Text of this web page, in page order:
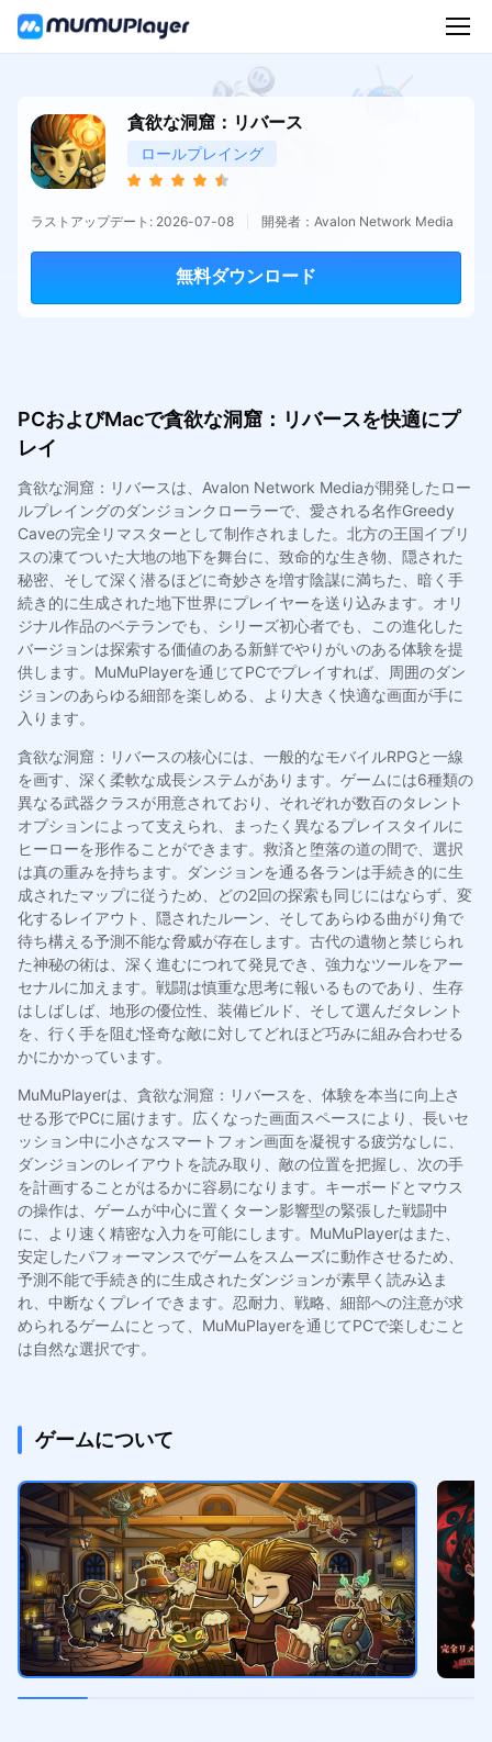
貪欲な洞窟：リバース
ロールプレイング
ラストアップデート: 2026-07-08 開発者：Avalon Network Media
無料ダウンロード
PCおよびMacで貪欲な洞窟：リバースを快適にプ
レイ
貪欲な洞窟：リバースは、Avalon Network Mediaが開発したロー
ルプレイングのダンジョンクローラーで、愛される名作Greedy
Caveの完全リマスターとして制作されました。北方の王国イブリ
スの凍てついた大地の地下を舞台に、致命的な生き物、隠された
秘密、そして深く潜るほどに奇妙さを増す陰謀に満ちた、暗く手
続き的に生成された地下世界にプレイヤーを送り込みます。オリ
ジナル作品のベテランでも、シリーズ初心者でも、この進化した
バージョンは探索する価値のある新鮮でやりがいのある体験を提
供します。MuMuPlayerを通じてPCでプレイすれば、周囲のダン
ジョンのあらゆる細部を楽しめる、より大きく快適な画面が手に
入ります。
貪欲な洞窟：リバースの核心には、一般的なモバイルRPGと一線
を画す、深く柔軟な成長システムがあります。ゲームには6種類の
異なる武器クラスが用意されており、それぞれが数百のタレント
オプションによって支えられ、まったく異なるプレイスタイルに
ヒーローを形作ることができます。救済と堕落の道の間で、選択
は真の重みを持ちます。ダンジョンを通る各ランは手続き的に生
成されたマップに従うため、どの2回の探索も同じにはならず、変
化するレイアウト、隠されたルーン、そしてあらゆる曲がり角で
待ち構える予測不能な脅威が存在します。古代の遺物と禁じられ
た神秘の術は、深く進むにつれて発見でき、強力なツールをアー
セナルに加えます。戦闘は慎重な思考に報いるものであり、生存
はしばしば、地形の優位性、装備ビルド、そして選んだタレント
を、行く手を阻む怪奇な敵に対してどれほど巧みに組み合わせる
かにかかっています。
MuMuPlayerは、貪欲な洞窟：リバースを、体験を本当に向上さ
せる形でPCに届けます。広くなった画面スペースにより、長いセ
ッション中に小さなスマートフォン画面を凝視する疲労なしに、
ダンジョンのレイアウトを読み取り、敵の位置を把握し、次の手
を計画することがはるかに容易になります。キーボードとマウス
の操作は、ゲームが中心に置くターン影響型の緊張した戦闘中
に、より速く精密な入力を可能にします。MuMuPlayerはまた、
安定したパフォーマンスでゲームをスムーズに動作させるため、
予測不能で手続き的に生成されたダンジョンが素早く読み込ま
れ、中断なくプレイできます。忍耐力、戦略、細部への注意が求
められるゲームにとって、MuMuPlayerを通じてPCで楽しむこと
は自然な選択です。
ゲームについて